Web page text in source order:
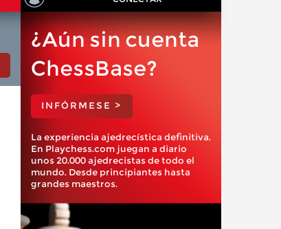
¿Aún sin cuenta
ChessBase?
INFÓRMESE >
La experiencia ajedrecística definitiva.
En Playchess.com juegan a diario
unos 20.000 ajedrecistas de todo el
mundo. Desde principiantes hasta
grandes maestros.